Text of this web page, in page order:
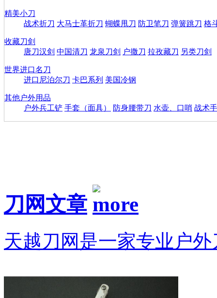
精美小刀
战术折刀 大马士革折刀 蝴蝶甩刀 防卫笔刀 弹簧跳刀 格
收藏刀剑
唐刀汉剑 中国清刀 龙泉刀剑 户撒刀 拉孜藏刀 另类刀剑
世界进口名刀
进口尼泊尔刀 卡巴系列 美国冷钢
其他户外用品
户外兵工铲 手套（面具） 防身腰带刀 水壶、口哨 战术
刀网文章
天越刀网是一家专业户